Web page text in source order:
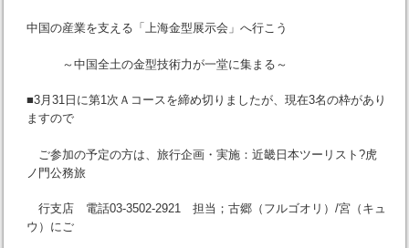
中国の産業を支える「上海金型展示会」へ行こう
～中国全土の金型技術力が一堂に集まる～
■3月31日に第1次Ａコースを締め切りましたが、現在3名の枠があり
ますので
ご参加の予定の方は、旅行企画・実施：近畿日本ツーリスト?虎
ノ門公務旅
行支店 電話03-3502-2921 担当；古郷（フルゴオリ）/宮（キュ
ウ）にご